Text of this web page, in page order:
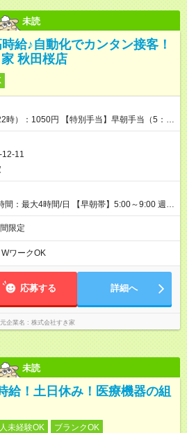
未読
給♪自動化でカンタン接客！
秋田桜店
特別手当】早朝手当（5：
り 試用期間の
態、給与は本採用時と同じです。 試用期間
件変更なし）ですが、切り上げで一ヶ月と
。 研修制度あり：15時間(研修中も同時給）
12-11
間：最大4時間/日 【早朝帯】5:00～9:00 週2
勤務時間や曜日はご相談ください。
限定
ワークOK
応募する 詳細へ
企業名 株式会社すき家
未読
給！土日休み！医療機器の組
未経験OK
ブランクOK